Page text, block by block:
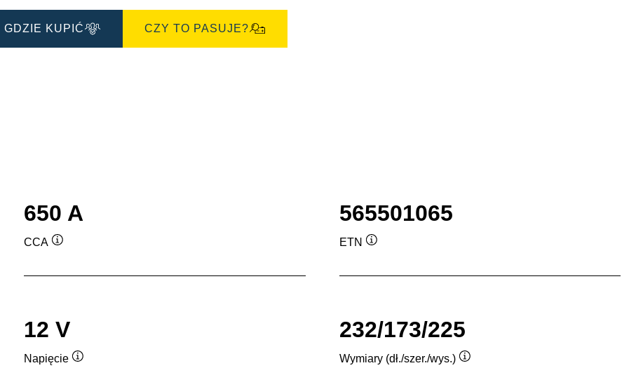
GDZIE KUPIĆ CZY TO PASUJE?
650 A
CCA
565501065
ETN
12 V
Napięcie
232/173/225
Wymiary (dł./szer./wys.)